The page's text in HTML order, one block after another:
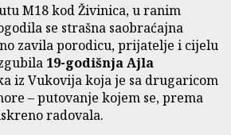
M18 kod Živinica, u ranim
se strašna saobraćajna
zavila porodicu, prijatelje i cijelu
19-godišnja Ajla
iz Vukovija koja je sa drugaricom
– putovanje kojem se, prema
radovala.